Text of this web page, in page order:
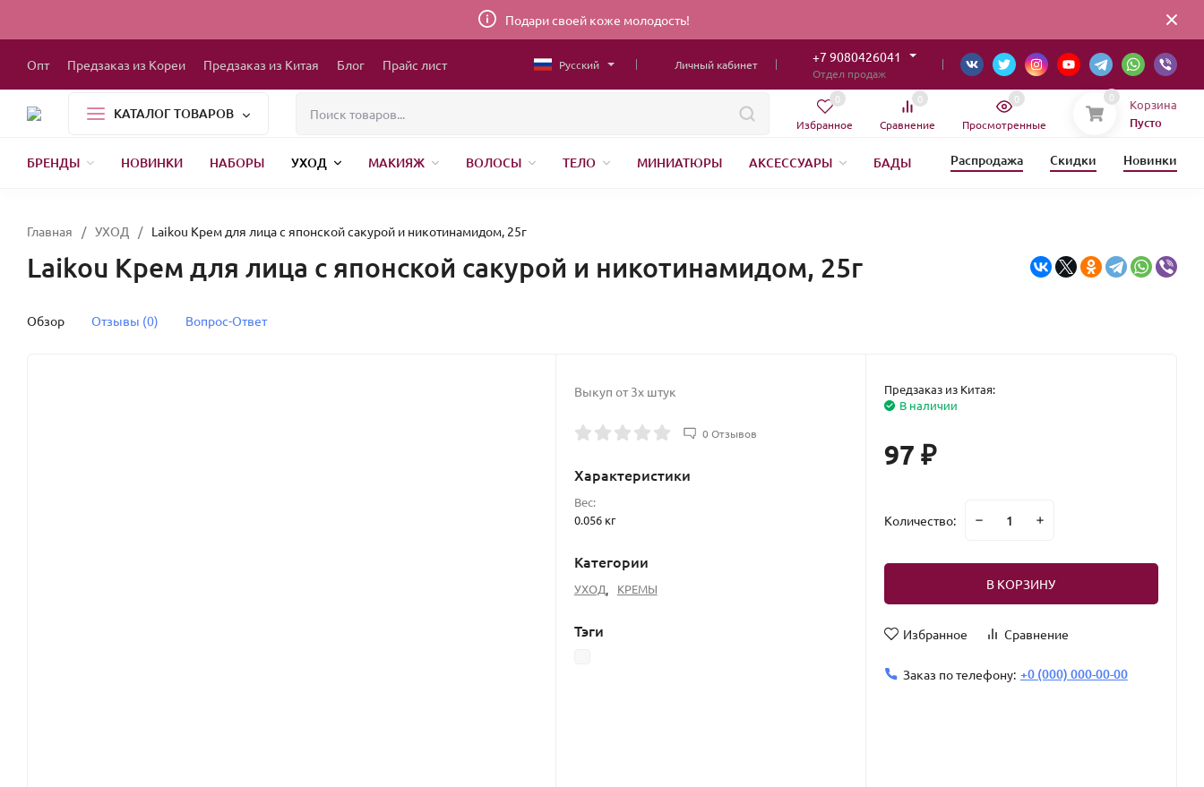
Подари своей коже молодость!
Опт Предзаказ из Кореи Предзаказ из Китая Блог Прайс лист Русский Личный кабинет +7 9080426041
Отдел продаж
КАТАЛОГ ТОВАРОВ
Избранное
0
Сравнение
0
Просмотренные
0 0 Корзина
Пусто
БРЕНДЫ НОВИНКИ НАБОРЫ УХОД МАКИЯЖ ВОЛОСЫ ТЕЛО МИНИАТЮРЫ АКСЕССУАРЫ
БАДЫ
Распродажа Скидки Новинки
Главная / УХОД / Laikou Крем для лица с японской сакурой и никотинамидом, 25г
Laikou Крем для лица с японской сакурой и никотинамидом, 25г
Обзор Отзывы (0) Вопрос-Ответ
Выкуп от 3х штук
0 Отзывов
Характеристики
Вес:
0.056 кг
Категории
УХОД, КРЕМЫ
Тэги
Предзаказ из Китая:
В наличии
97 ₽
Количество:
В КОРЗИНУ
Избранное Сравнение
Заказ по телефону: +0 (000) 000-00-00